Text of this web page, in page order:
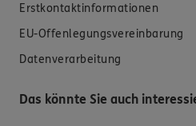
Erstkontaktinformationen
EU-Offenlegungsvereinbarung
Datenverarbeitung
Das könnte Sie auch